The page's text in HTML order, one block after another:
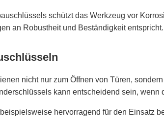
schützt das Werkzeug vor
an Robustheit und Beständigkeit entspricht.
nicht nur zum Öffnen von Türen,
kann entscheidend sein, wenn
hervorragend für den Einsatz